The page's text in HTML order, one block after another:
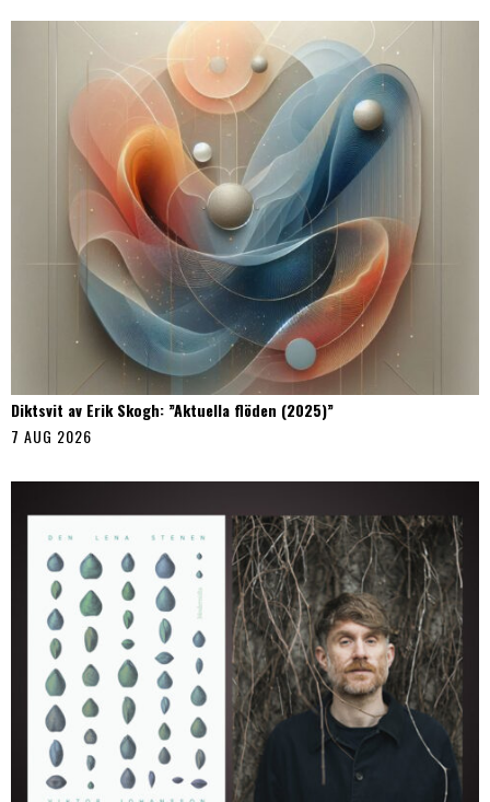
Diktsvit av Erik Skogh: ”Aktuella flöden (2025)”
7 AUG 2026